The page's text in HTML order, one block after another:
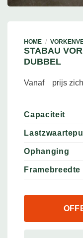
HOME /
STABAU
DUBBEL
Vanaf prijs
Capaciteit
Ophanging
Framebreedte